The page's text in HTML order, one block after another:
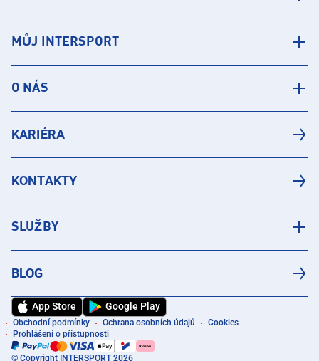
MŮJ INTERSPORT
O NÁS
KARIÉRA
KONTAKTY
SLUŽBY
BLOG
App Store Google Play
Obchodní podmínky Ochrana osobních údajů
Cookies
Prohlášení o přístupnosti
© Copyright INTERSPORT 2026